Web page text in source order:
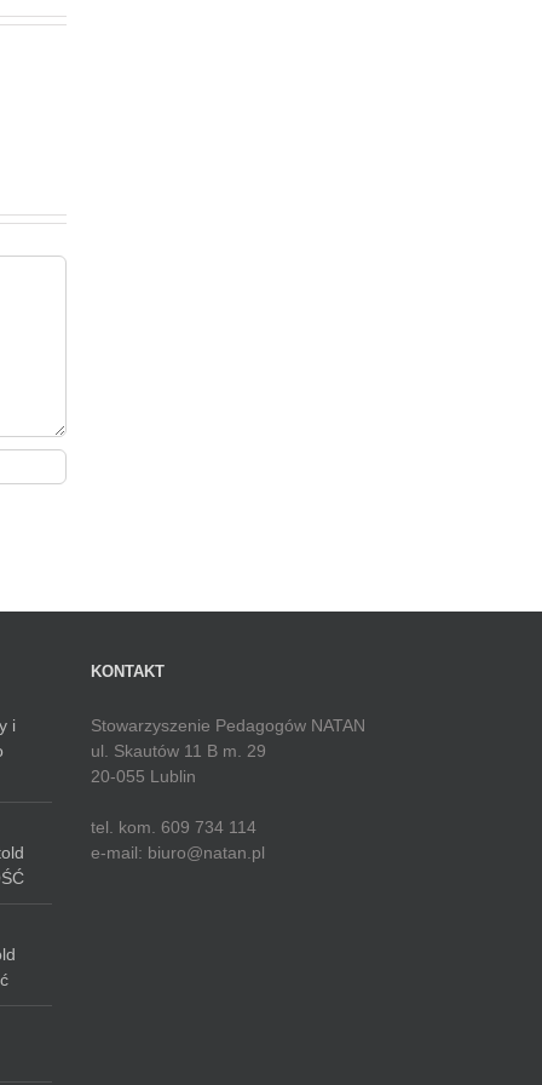
i
KONTAKT
Stowarzyszenie Pedagogów NATAN
ul. Skautów 11 B m. 29
20-055 Lublin
tel. kom. 609 734 114
e-mail: biuro@natan.pl